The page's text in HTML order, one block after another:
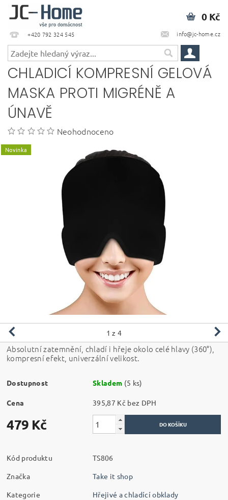
+420 792 324 545 info@jc-home.cz
0 Kč
CHLADICÍ KOMPRESNÍ GELOVÁ
MASKA PROTI MIGRÉNĚ A
ÚNAVĚ
Neohodnoceno
Novinka
1 z 4
Absolutní zatemnění, chladí i hřeje okolo celé hlavy (360°),
kompresní efekt, univerzální velikost.
Dostupnost Skladem (5 ks)
Cena 395,87 Kč bez DPH
479 Kč
Kód produktu
TS806
Značka
Take it shop
Kategorie
Hřejivé a chladící obklady